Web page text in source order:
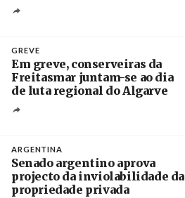
GREVE
Em greve, conserveiras da
Freitasmar juntam-se ao dia
de luta regional do Algarve
ARGENTINA
Senado argentino aprova
projecto da inviolabilidade da
propriedade privada